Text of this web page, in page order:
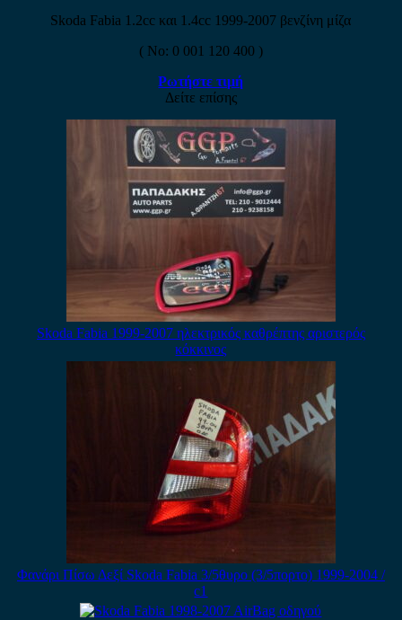
Skoda Fabia 1.2cc και 1.4cc 1999-2007 βενζίνη μίζα
( No: 0 001 120 400 )
Ρωτήστε τιμή
Δείτε επίσης
Skoda Fabia 1999-2007 ηλεκτρικός καθρέπτης αριστερός
κόκκινος
Φανάρι Πίσω Δεξί Skoda Fabia 3/5θυρο (3/5πορτο) 1999-2004 /
c1